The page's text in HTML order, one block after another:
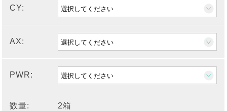
CY:
AX:
PWR:
数量: 2箱